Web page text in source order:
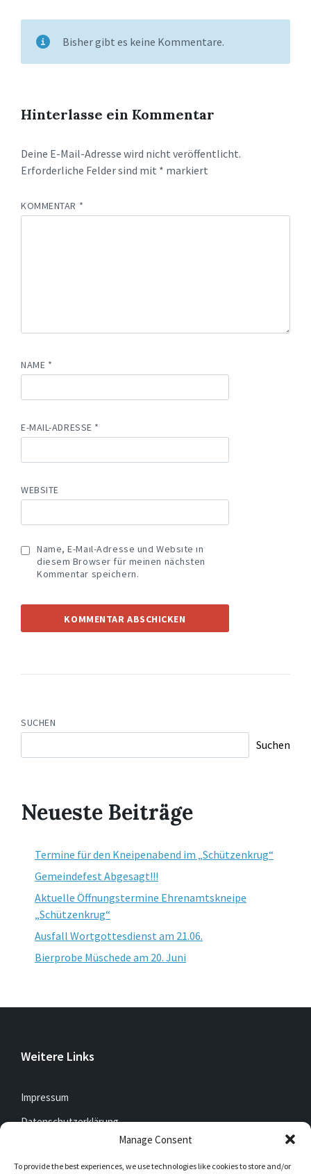
Manage Consent
To provide the best experiences, we use technologies like cookies to store and/or
Bisher gibt es keine Kommentare.
Hinterlasse ein Kommentar
Deine E-Mail-Adresse wird nicht veröffentlicht.
Erforderliche Felder sind mit * markiert
KOMMENTAR *
NAME *
E-MAIL-ADRESSE *
WEBSITE
Name, E-Mail-Adresse und Website in
diesem Browser für meinen nächsten
Kommentar speichern.
SUCHEN
Suchen
Neueste Beiträge
Termine für den Kneipenabend im „Schützenkrug“
Gemeindefest Abgesagt!!!
Aktuelle Öffnungstermine Ehrenamtskneipe
„Schützenkrug“
Ausfall Wortgottesdienst am 21.06.
Bierprobe Müschede am 20. Juni
Weitere Links
Impressum
Datenschutzerklärung